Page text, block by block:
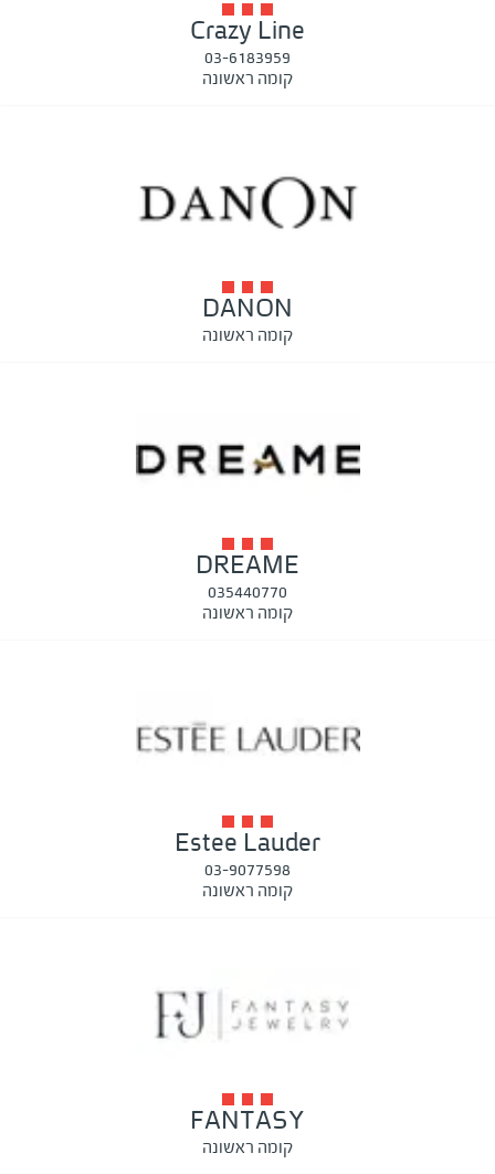
Crazy Line
03-6183959
קומה ראשונה
DANON
קומה ראשונה
DREAME
035440770
קומה ראשונה
Estee Lauder
03-9077598
קומה ראשונה
FANTASY
קומה ראשונה